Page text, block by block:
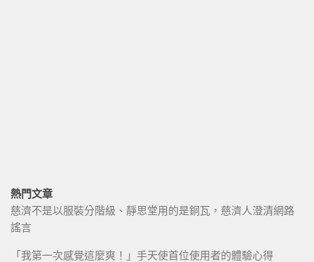
熱門文章
慈濟不是以服裝分階級、靜思堂用的是銅瓦，慈濟人澄清網路
謠言
「我第一次感覺這麼爽！」手天使首位使用者的體驗心得